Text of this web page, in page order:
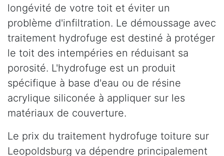
longévité de votre toit et éviter un
problème d'infiltration. Le démoussage avec
traitement hydrofuge est destiné à protéger
le toit des intempéries en réduisant sa
porosité. L'hydrofuge est un produit
spécifique à base d'eau ou de résine
acrylique siliconée à appliquer sur les
matériaux de couverture.
Le prix du traitement hydrofuge toiture sur
Leopoldsburg va dépendre principalement